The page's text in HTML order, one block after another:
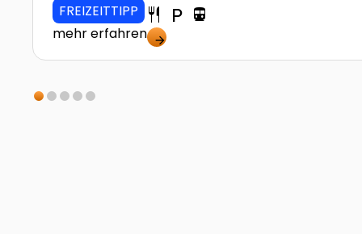
FREIZEITTIPP
restaurant local_parking directions_transit
mehr erfahren arrow_forward